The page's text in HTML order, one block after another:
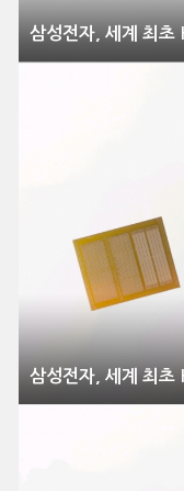
삼성전자, 세계 최
삼성전자, 세계 최